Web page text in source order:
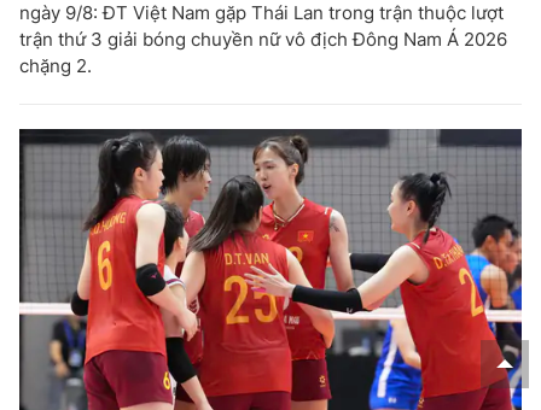
ngày 9/8: ĐT Việt Nam gặp Thái Lan trong trận thuộc lượt
trận thứ 3 giải bóng chuyền nữ vô địch Đông Nam Á 2026
chặng 2.